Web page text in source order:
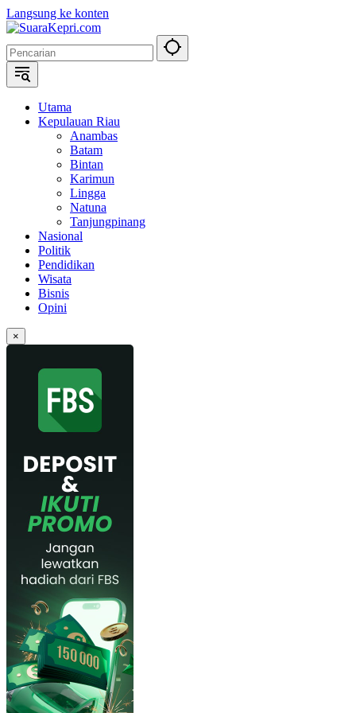
Langsung ke konten
Utama
Kepulauan Riau
Anambas
Batam
Bintan
Karimun
Lingga
Natuna
Tanjungpinang
Nasional
Politik
Pendidikan
Wisata
Bisnis
Opini
×